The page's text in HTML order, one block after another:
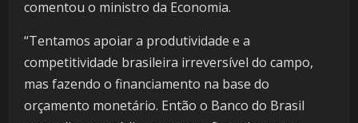
comentou o ministro da Economia.
“Tentamos apoiar a produtividade e a
competitividade brasileira irreversível do campo,
mas fazendo o financiamento na base do
orçamento monetário. Então o Banco do Brasil